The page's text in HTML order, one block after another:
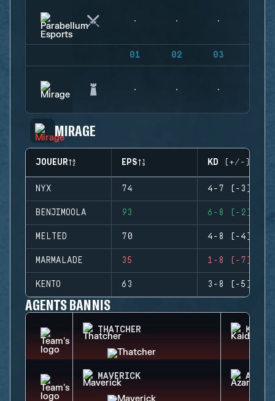
01 02 03
MIRAGE
JOUEUR EPS KD (+/-)
NYX 74 4-7 (-3)
BENJIMOOLA 93 6-8 (-2)
MELTED 70 4-8 (-4)
MARMALADE 35 1-8 (-7)
KENTO 63 3-8 (-5)
AGENTS BANNIS
THATCHER KAID
MAVERICK AZAMI